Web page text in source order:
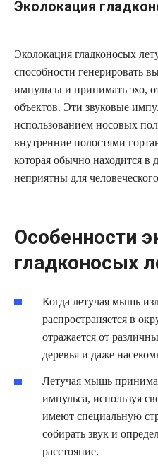
Эколокация
Эколокация гладконосых
способности генерировать
импульсы и принимать эхо,
объектов. Эти звуковые
использованием носовых
внутренние полостями
которая обычно находится в
неприятны для
Особенности
гладконосых
Когда летучая мышь
распространяется в
отражается от
деревья и даже
Летучая мышь
импульса, используя
имеют специальную
собирать звук и
расстояние.